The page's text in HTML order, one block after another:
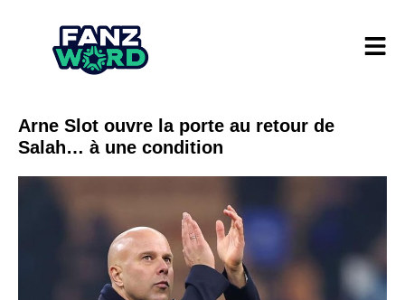
Arne Slot ouvre la porte au retour de
Salah… à une condition